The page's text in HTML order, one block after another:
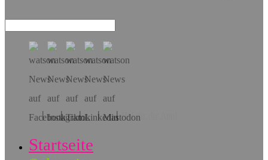
Hol dir die App!
Startseite